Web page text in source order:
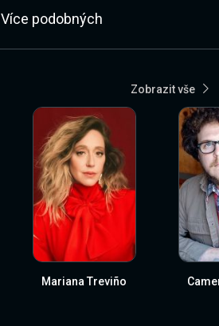
Více podobných
Zobrazit vše
Mariana Treviño